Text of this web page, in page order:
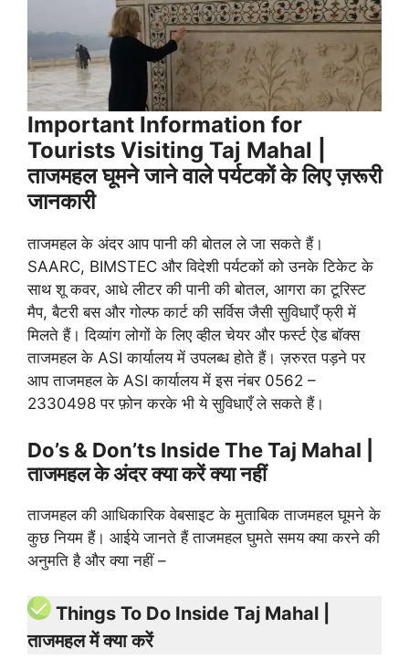
Important Information for
Tourists Visiting Taj Mahal |
ताजमहल घूमने जाने वाले पर्यटकों के लिए ज़रूरी
जानकारी
ताजमहल के अंदर आप पानी की बोतल ले जा सकते हैं।
SAARC, BIMSTEC और विदेशी पर्यटकों को उनके टिकेट के
साथ शू कवर, आधे लीटर की पानी की बोतल, आगरा का टूरिस्ट
मैप, बैटरी बस और गोल्फ कार्ट की सर्विस जैसी सुविधाएँ फ्री में
मिलते हैं। दिव्यांग लोगों के लिए व्हील चेयर और फर्स्ट ऐड बॉक्स
ताजमहल के ASI कार्यालय में उपलब्ध होते हैं। ज़रुरत पड़ने पर
आप ताजमहल के ASI कार्यालय में इस नंबर 0562 –
2330498 पर फ़ोन करके भी ये सुविधाएँ ले सकते हैं।
Do’s & Don’ts Inside The Taj Mahal |
ताजमहल के अंदर क्या करें क्या नहीं
ताजमहल की आधिकारिक वेबसाइट के मुताबिक ताजमहल घूमने के
कुछ नियम हैं। आईये जानते हैं ताजमहल घुमते समय क्या करने की
अनुमति है और क्या नहीं –
Things To Do Inside Taj Mahal |
ताजमहल में क्या करें